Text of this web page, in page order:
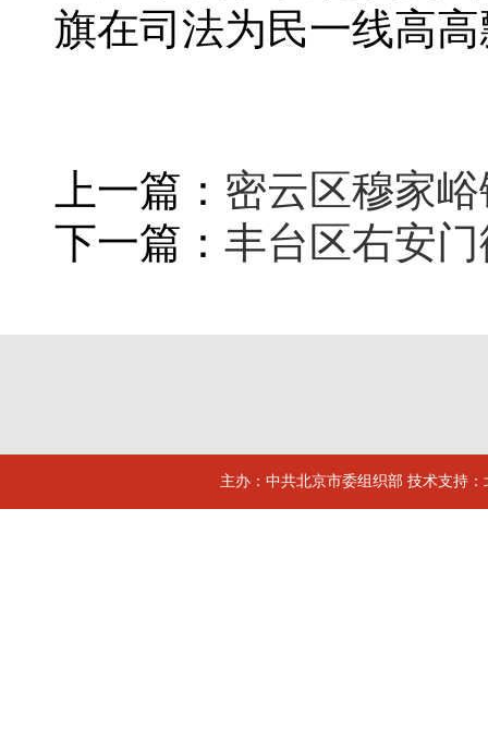
旗在司法为民一线高
上一篇： 密云区穆家
下一篇： 丰台区右安
主办：中共北京市委组织部 技术支持